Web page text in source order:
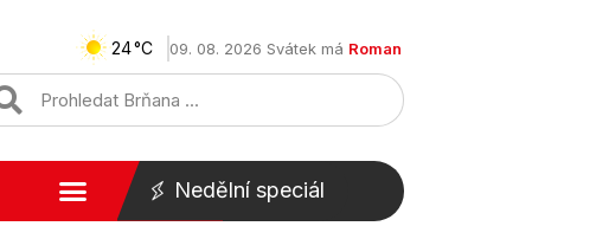
24 09. 08. 2026 Svátek má Roman
Nedělní speciál